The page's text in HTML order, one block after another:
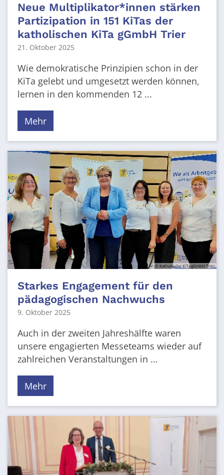
Neue Multiplikator*innen stärken
Partizipation in 151 KiTas der
katholischen KiTa gGmbH Trier
21. Oktober 2025
Wie demokratische Prinzipien schon in der
KiTa gelebt und umgesetzt werden können,
lernen in den kommenden 12 ...
Mehr
© Katholische KiTa gGmbH Trier
Starkes Engagement für den
pädagogischen Nachwuchs
9. Oktober 2025
Auch in der zweiten Jahreshälfte waren
unsere engagierten Messeteams wieder auf
zahlreichen Veranstaltungen in ...
Mehr